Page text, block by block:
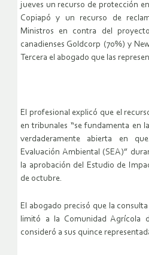
jueves un recurso de protección
Copiapó y un recurso de
Ministros en contra del
canadienses Goldcorp (70%) y
Tercera el abogado que las
El profesional explicó que el
en tribunales “se fundamenta en
verdaderamente abierta en
Evaluación Ambiental (SEA)”
la aprobación del Estudio de
de octubre.
El abogado precisó que la
limitó a la Comunidad Agrícola
consideró a sus quince